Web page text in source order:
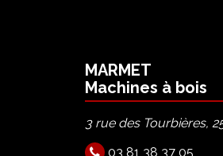
MARMET
Machines à bois
3 rue des Tourbières,
03 81 38 37 05